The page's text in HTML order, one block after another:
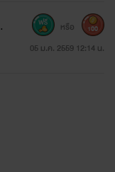
05 ม.ค. 2559 12:14 น.
หรือ 100